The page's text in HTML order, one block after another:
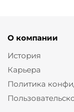
О компании
История
Карьера
Политика